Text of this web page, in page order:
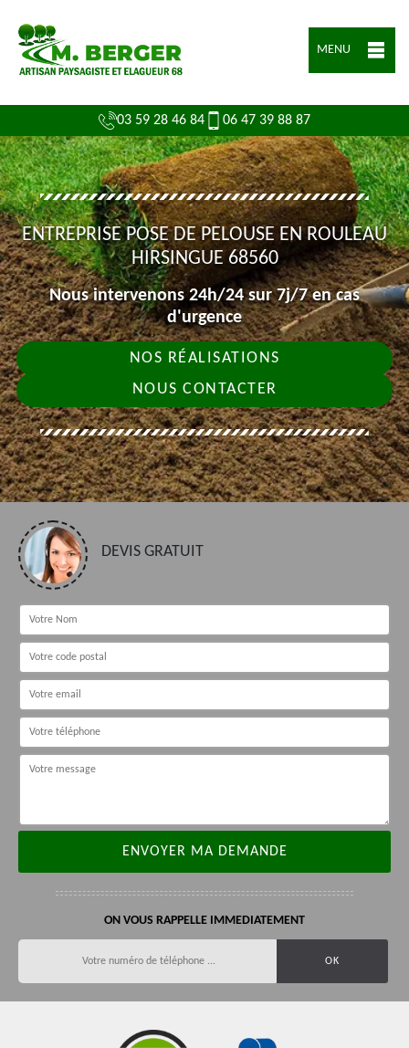
MENU
03 59 28 46 84 06 47 39 88 87
ENTREPRISE POSE DE PELOUSE EN ROULEAU
HIRSINGUE 68560
Nous intervenons 24h/24 sur 7j/7 en cas
d'urgence
NOS RÉALISATIONS
NOUS CONTACTER
DEVIS GRATUIT
ON VOUS RAPPELLE IMMEDIATEMENT